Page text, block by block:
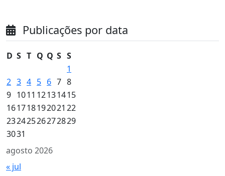
Publicações por data
agosto 2026
D S T Q Q S S
1
2 3 4 5 6 7 8
9 1011 12131415
161718192021 22
23242526272829
3031
« jul